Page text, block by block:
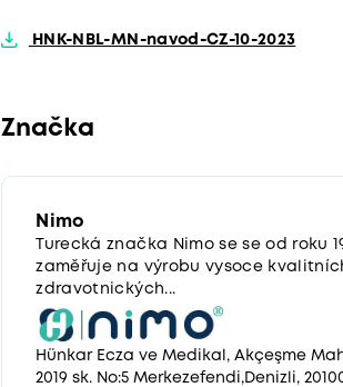
HNK-NBL-MN-navod-CZ-10-2023
Značka
Nimo
Turecká značka Nimo se se od roku
zaměřuje na výrobu vysoce
zdravotnických...
Hünkar Ecza ve Medikal, Akçeşme
2019 sk. No:5 Merkezefendi,Denizli,